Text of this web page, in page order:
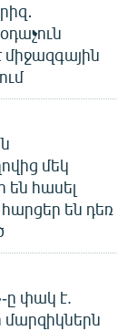
միջազգային
մեկ
են հասել
են դեռ
ը փակ է.